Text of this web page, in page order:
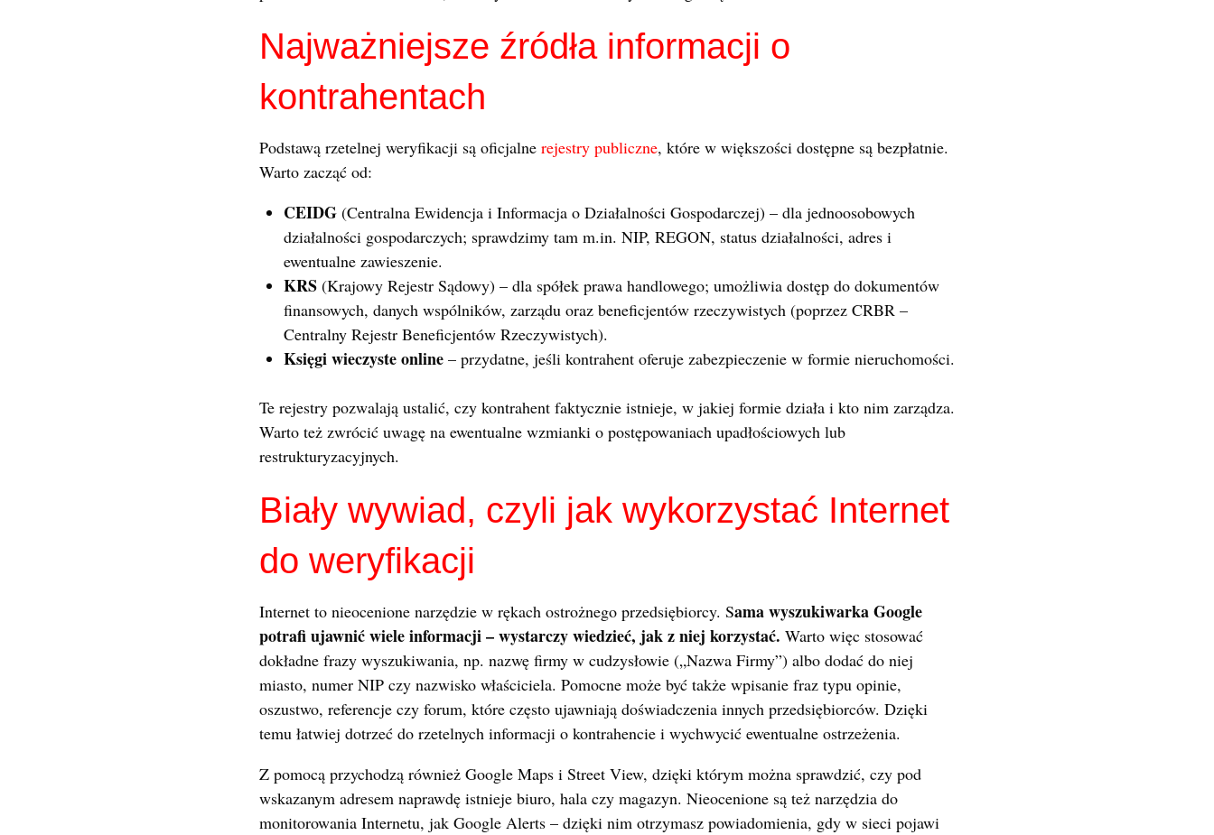
Najważniejsze źródła informacji o
kontrahentach
Podstawą rzetelnej weryfikacji są oficjalne rejestry publiczne, które w większości dostępne są bezpłatnie.
Warto zacząć od:
CEIDG (Centralna Ewidencja i Informacja o Działalności Gospodarczej) – dla jednoosobowych
działalności gospodarczych; sprawdzimy tam m.in. NIP, REGON, status działalności, adres i
ewentualne zawieszenie.
KRS (Krajowy Rejestr Sądowy) – dla spółek prawa handlowego; umożliwia dostęp do dokumentów
finansowych, danych wspólników, zarządu oraz beneficjentów rzeczywistych (poprzez CRBR –
Centralny Rejestr Beneficjentów Rzeczywistych).
Księgi wieczyste online – przydatne, jeśli kontrahent oferuje zabezpieczenie w formie nieruchomości.
Te rejestry pozwalają ustalić, czy kontrahent faktycznie istnieje, w jakiej formie działa i kto nim zarządza.
Warto też zwrócić uwagę na ewentualne wzmianki o postępowaniach upadłościowych lub
restrukturyzacyjnych.
Biały wywiad, czyli jak wykorzystać Internet
do weryfikacji
Internet to nieocenione narzędzie w rękach ostrożnego przedsiębiorcy. Sama wyszukiwarka Google
potrafi ujawnić wiele informacji – wystarczy wiedzieć, jak z niej korzystać. Warto więc stosować
dokładne frazy wyszukiwania, np. nazwę firmy w cudzysłowie („Nazwa Firmy”) albo dodać do niej
miasto, numer NIP czy nazwisko właściciela. Pomocne może być także wpisanie fraz typu opinie,
oszustwo, referencje czy forum, które często ujawniają doświadczenia innych przedsiębiorców. Dzięki
temu łatwiej dotrzeć do rzetelnych informacji o kontrahencie i wychwycić ewentualne ostrzeżenia.
Z pomocą przychodzą również Google Maps i Street View, dzięki którym można sprawdzić, czy pod
wskazanym adresem naprawdę istnieje biuro, hala czy magazyn. Nieocenione są też narzędzia do
monitorowania Internetu, jak Google Alerts – dzięki nim otrzymasz powiadomienia, gdy w sieci pojawi